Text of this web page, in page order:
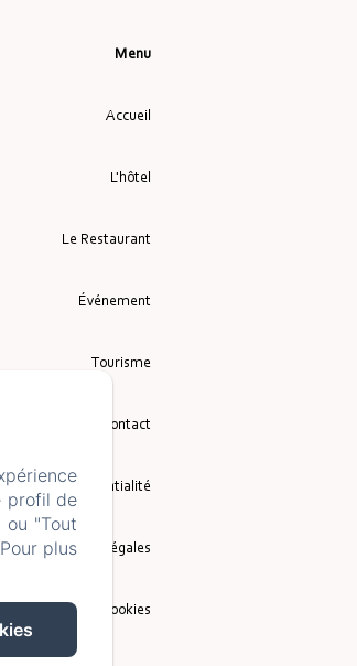
Menu
Accueil
L'hôtel
Le Restaurant
Événement
Tourisme
Contact
de confidentialité
Informations légales
sur les cookies
profil de
"Tout
plus